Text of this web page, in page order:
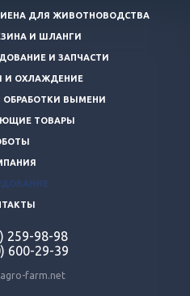
ДЛЯ ЖИВОТНОВОДСТВА
И ШЛАНГИ
И ЗАПЧАСТИ
И ОХЛАЖДЕНИЕ
ОБРАБОТКИ ВЫМЕНИ
ТОВАРЫ
259-98-98
600-29-39
farm.net